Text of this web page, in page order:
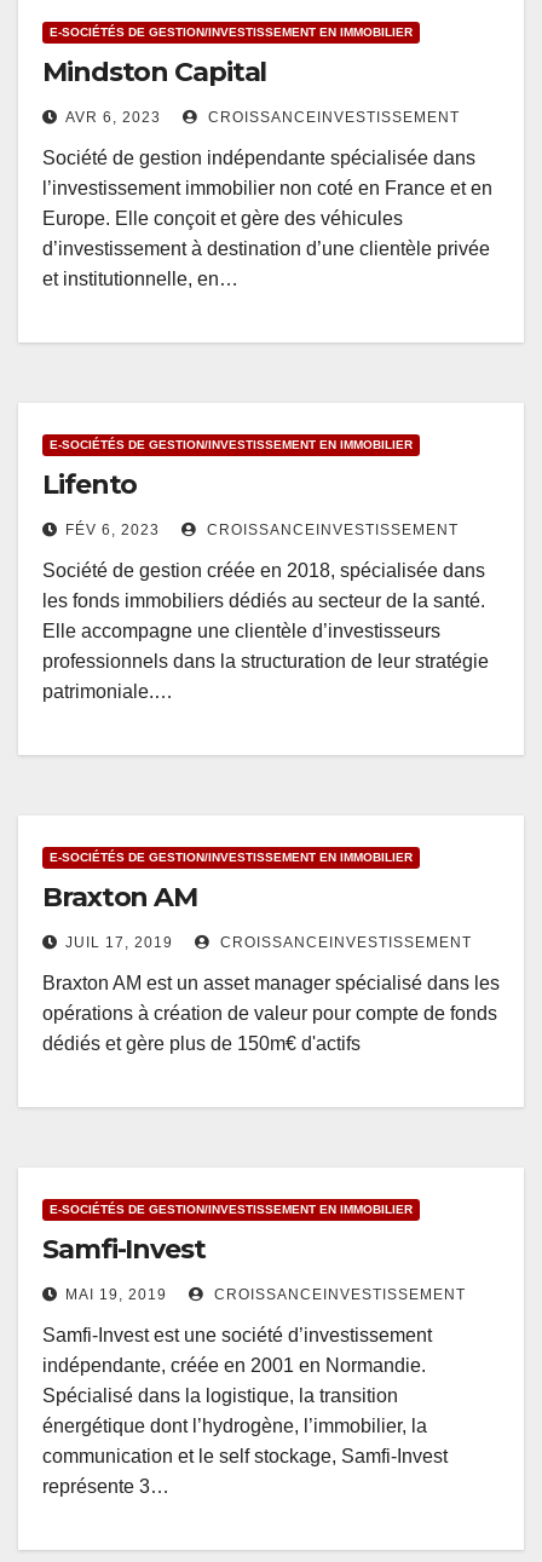
E-SOCIÉTÉS DE GESTION/INVESTISSEMENT EN IMMOBILIER
Mindston Capital
AVR 6, 2023 CROISSANCEINVESTISSEMENT
Société de gestion indépendante spécialisée dans
l’investissement immobilier non coté en France et en
Europe. Elle conçoit et gère des véhicules
d’investissement à destination d’une clientèle privée
et institutionnelle, en…
E-SOCIÉTÉS DE GESTION/INVESTISSEMENT EN IMMOBILIER
Lifento
FÉV 6, 2023 CROISSANCEINVESTISSEMENT
Société de gestion créée en 2018, spécialisée dans
les fonds immobiliers dédiés au secteur de la santé.
Elle accompagne une clientèle d’investisseurs
professionnels dans la structuration de leur stratégie
patrimoniale.…
E-SOCIÉTÉS DE GESTION/INVESTISSEMENT EN IMMOBILIER
Braxton AM
JUIL 17, 2019 CROISSANCEINVESTISSEMENT
Braxton AM est un asset manager spécialisé dans les
opérations à création de valeur pour compte de fonds
dédiés et gère plus de 150m€ d'actifs
E-SOCIÉTÉS DE GESTION/INVESTISSEMENT EN IMMOBILIER
Samfi-Invest
MAI 19, 2019 CROISSANCEINVESTISSEMENT
Samfi-Invest est une société d’investissement
indépendante, créée en 2001 en Normandie.
Spécialisé dans la logistique, la transition
énergétique dont l’hydrogène, l’immobilier, la
communication et le self stockage, Samfi-Invest
représente 3…